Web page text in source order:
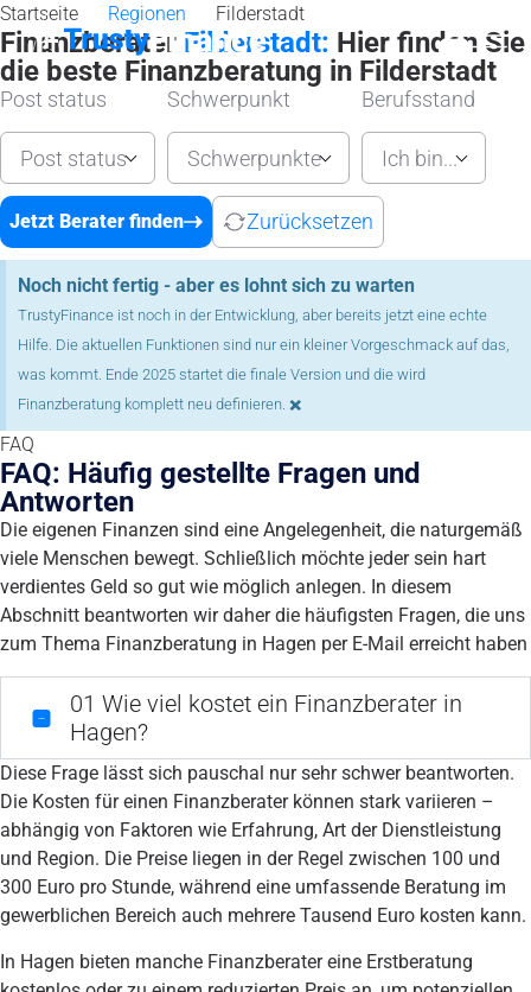
Startseite Regionen Filderstadt
Finanzberater Filderstadt: Hier finden Sie
die beste Finanzberatung in Filderstadt
Post status
Post status
Schwerpunkt
Schwerpunkte
Berufsstand
Ich bin...
Jetzt Berater finden Zurücksetzen
Noch nicht fertig - aber es lohnt sich zu warten
TrustyFinance ist noch in der Entwicklung, aber bereits jetzt eine echte
Hilfe. Die aktuellen Funktionen sind nur ein kleiner Vorgeschmack auf das,
was kommt. Ende 2025 startet die finale Version und die wird
Finanzberatung komplett neu definieren. ×
FAQ
FAQ: Häufig gestellte Fragen und
Antworten
Die eigenen Finanzen sind eine Angelegenheit, die naturgemäß
viele Menschen bewegt. Schließlich möchte jeder sein hart
verdientes Geld so gut wie möglich anlegen. In diesem
Abschnitt beantworten wir daher die häufigsten Fragen, die uns
zum Thema Finanzberatung in Hagen per E-Mail erreicht haben
01 Wie viel kostet ein Finanzberater in
Hagen?
Diese Frage lässt sich pauschal nur sehr schwer beantworten.
Die Kosten für einen Finanzberater können stark variieren –
abhängig von Faktoren wie Erfahrung, Art der Dienstleistung
und Region. Die Preise liegen in der Regel zwischen 100 und
300 Euro pro Stunde, während eine umfassende Beratung im
gewerblichen Bereich auch mehrere Tausend Euro kosten kann.
In Hagen bieten manche Finanzberater eine Erstberatung